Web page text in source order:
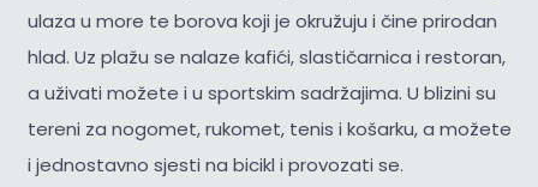
ulaza u more te borova koji je okružuju i čine prirodan
hlad. Uz plažu se nalaze kafići, slastičarnica i restoran,
a uživati možete i u sportskim sadržajima. U blizini su
tereni za nogomet, rukomet, tenis i košarku, a možete
i jednostavno sjesti na bicikl i provozati se.